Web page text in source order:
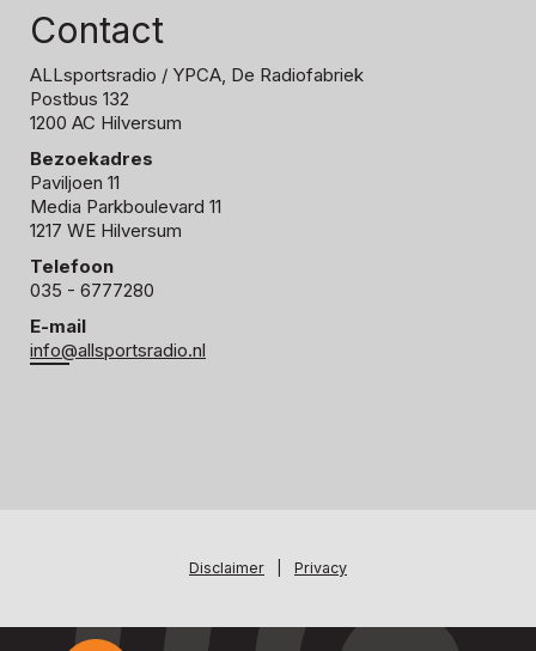
Contact
ALLsportsradio / YPCA, De Radiofabriek
Postbus 132
1200 AC Hilversum
Bezoekadres
Paviljoen 11
Media Parkboulevard 11
1217 WE Hilversum
Telefoon
035 - 6777280
E-mail
info@allsportsradio.nl
Disclaimer Privacy